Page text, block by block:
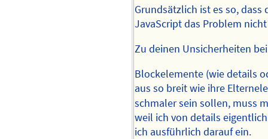
Grundsätzlich ist es so, dass
JavaScript das Problem
Zu deinen Unsicherheiten
Blockelemente (wie details
aus so breit wie ihre
schmaler sein sollen, muss
weil ich von details
ich ausführlich darauf ein.